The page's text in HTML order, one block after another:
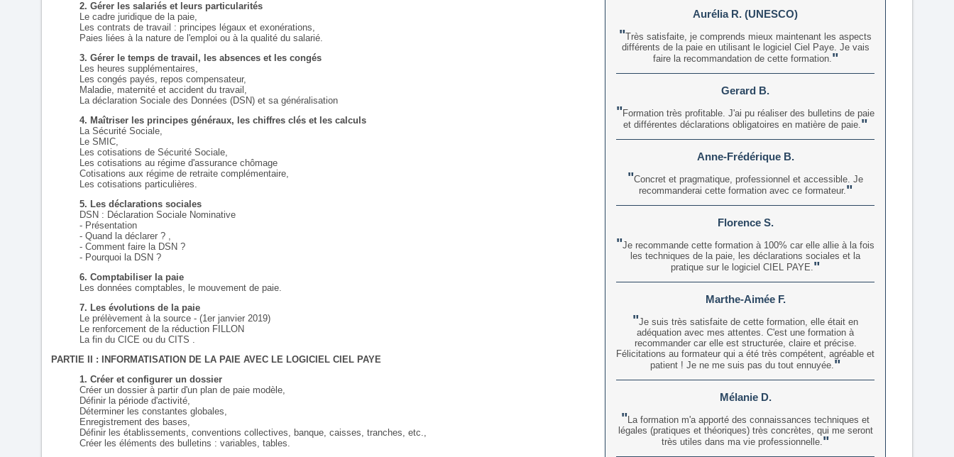
2. Gérer les salariés et leurs particularités
Le cadre juridique de la paie,
Les contrats de travail : principes légaux et exonérations,
Paies liées à la nature de l'emploi ou à la qualité du salarié.
3. Gérer le temps de travail, les absences et les congés
Les heures supplémentaires,
Les congés payés, repos compensateur,
Maladie, maternité et accident du travail,
La déclaration Sociale des Données (DSN) et sa généralisation
4. Maîtriser les principes généraux, les chiffres clés et les calculs
La Sécurité Sociale,
Le SMIC,
Les cotisations de Sécurité Sociale,
Les cotisations au régime d'assurance chômage
Cotisations aux régime de retraite complémentaire,
Les cotisations particulières.
5. Les déclarations sociales
DSN : Déclaration Sociale Nominative
- Présentation
- Quand la déclarer ? ,
- Comment faire la DSN ?
- Pourquoi la DSN ?
6. Comptabiliser la paie
Les données comptables, le mouvement de paie.
7. Les évolutions de la paie
Le prélèvement à la source - (1er janvier 2019)
Le renforcement de la réduction FILLON
La fin du CICE ou du CITS .
PARTIE II : INFORMATISATION DE LA PAIE AVEC LE LOGICIEL CIEL PAYE
1. Créer et configurer un dossier
Créer un dossier à partir d'un plan de paie modèle,
Définir la période d'activité,
Déterminer les constantes globales,
Enregistrement des bases,
Définir les établissements, conventions collectives, banque, caisses, tranches, etc.,
Créer les éléments des bulletins : variables, tables.
Aurélia R. (UNESCO)
Très satisfaite, je comprends mieux maintenant les aspects
différents de la paie en utilisant le logiciel Ciel Paye. Je vais
faire la recommandation de cette formation.
Gerard B.
Formation très profitable. J'ai pu réaliser des bulletins de paie
et différentes déclarations obligatoires en matière de paie.
Anne-Frédérique B.
Concret et pragmatique, professionnel et accessible. Je
recommanderai cette formation avec ce formateur.
Florence S.
Je recommande cette formation à 100% car elle allie à la fois
les techniques de la paie, les déclarations sociales et la
pratique sur le logiciel CIEL PAYE.
Marthe-Aimée F.
Je suis très satisfaite de cette formation, elle était en
adéquation avec mes attentes. C'est une formation à
recommander car elle est structurée, claire et précise.
Félicitations au formateur qui a été très compétent, agréable et
patient ! Je ne me suis pas du tout ennuyée.
Mélanie D.
La formation m'a apporté des connaissances techniques et
légales (pratiques et théoriques) très concrètes, qui me seront
très utiles dans ma vie professionnelle.